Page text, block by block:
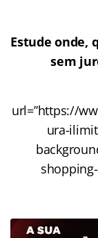
Estude onde,
sem
url=”https://
ura-